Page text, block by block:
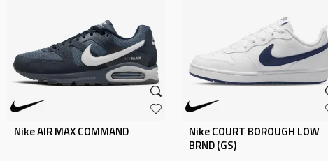
Nike AIR MAX COMMAND
Nike COURT BOROUGH LOW
BRND (GS)